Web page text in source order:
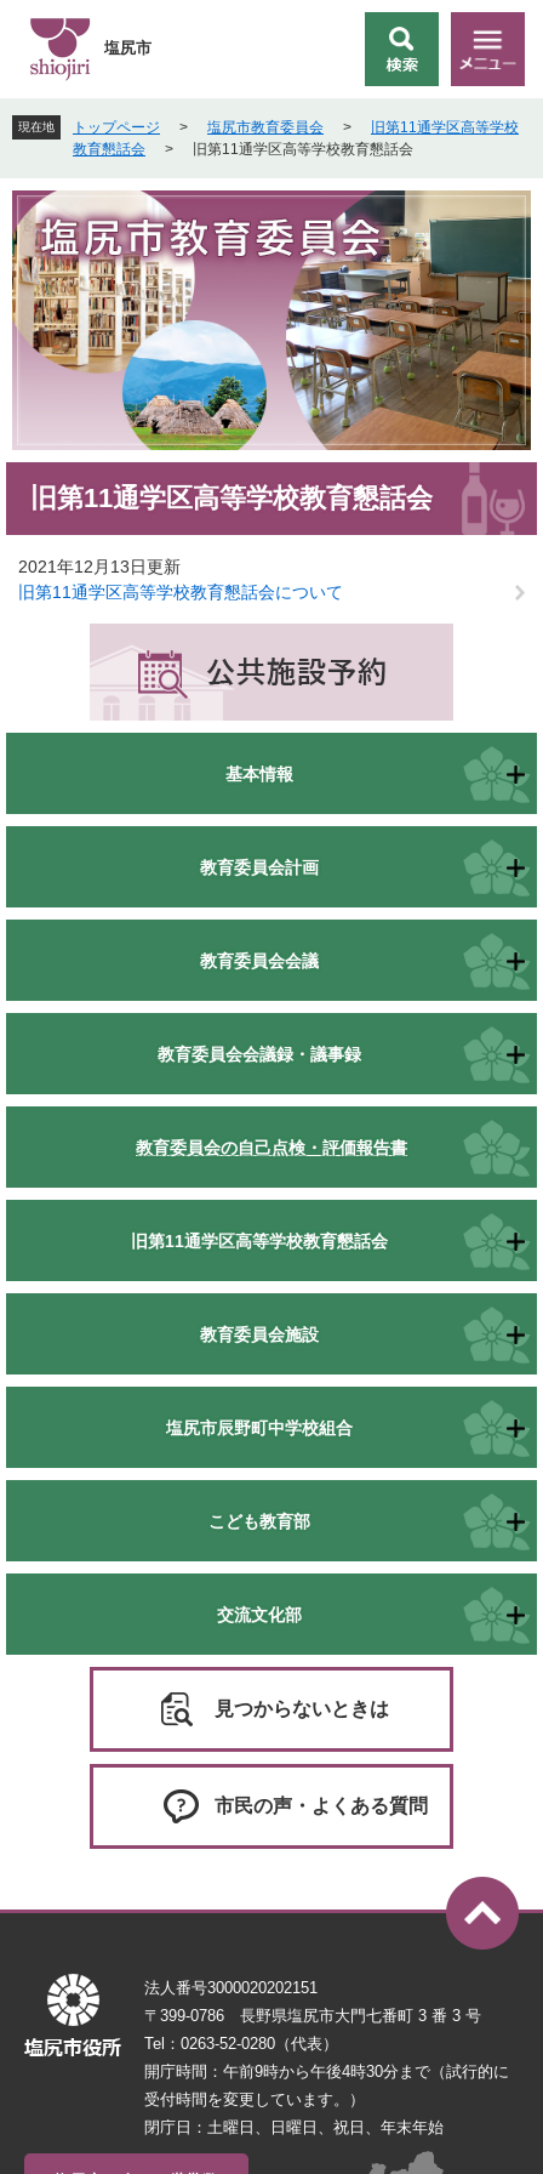
先
頭
す
を
飛
し
本
文
へ
索
メ
ニ
ー
塩尻市
現在地 トップページ > 塩尻市教育委員会 >
旧第11通学区高等学校
教育懇話会
> 旧第11通学区高等学校教育懇話会
旧第11通学区高等学校教育懇話会
2021年12月13日更新
旧第11通学区高等学校教育懇話会について
基本情報
教育委員会計画
教育委員会会議
教育委員会会議録・議事録
教育委員会の自己点検・評価報告書
旧第11通学区高等学校教育懇話会
教育委員会施設
塩尻市辰野町中学校組合
こども教育部
交流文化部
見つからないときは
市民の声・よくある質問
法人番号3000020202151
〒399-0786 長野県塩尻市大門七番町 3 番 3 号
Tel：0263-52-0280（代表）
開庁時間：午前9時から午後4時30分まで（試行的に
受付時間を変更しています。）
閉庁日：土曜日、日曜日、祝日、年末年始